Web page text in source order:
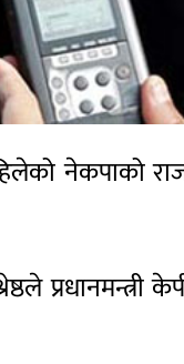
नेकपाको